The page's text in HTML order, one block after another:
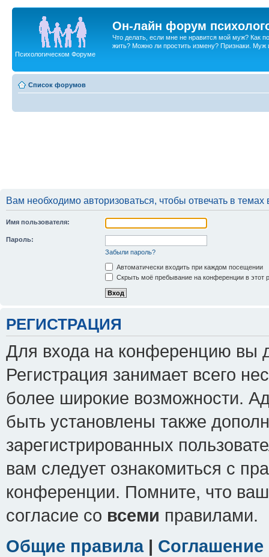
Он-лайн форум
Что делать, если мне не нравится мой муж? Как
жить? Можно ли простить измену? Признаки. Муж
Психологическом Форуме
Список форумов
Вам необходимо авторизоваться, чтобы отвечать в
Имя пользователя:
Пароль:
Забыли пароль?
Автоматически входить при каждом посещении
Скрыть моё пребывание на конференции в этот
РЕГИСТРАЦИЯ
Для входа на конференцию вы
Регистрация занимает всего
более широкие возможности.
быть установлены также
зарегистрированных
вам следует ознакомиться с
конференции. Помните, что
согласие со всеми правилами.
Общие правила|